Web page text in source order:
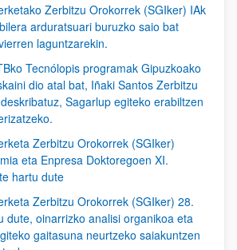
Zerbitzu Orokorrek (SGIker) IAk
arduratsuari buruzko saio bat
laguntzarekin.
Tecnólopis programak Gipuzkoako
dio atal bat, Iñaki Santos Zerbitzu
Sagarlup egiteko erabiltzen
Zerbitzu Orokorrek (SGIker)
eta Enpresa Doktoregoen XI.
hartu dute
Zerbitzu Orokorrek (SGIker) 28.
dute, oinarrizko analisi organikoa eta
gaitasuna neurtzeko saiakuntzen